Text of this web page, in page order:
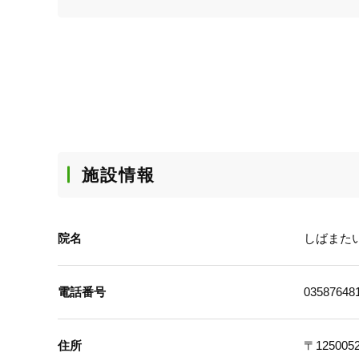
施設情報
院名 しばまた
電話番号
住所 〒